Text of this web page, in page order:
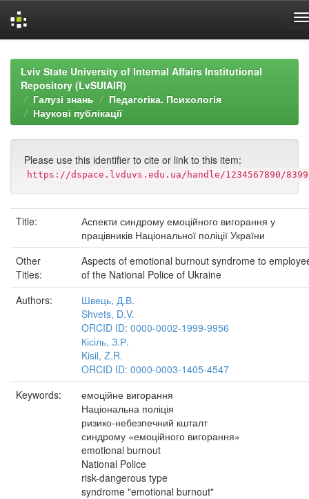
navigationLviv State University of Internal Affairs Institutional
Repository (LvSUIAIR)
Галузі знань
Педагогіка. Психологія
Наукові публікації
Please use this identifier to cite or link to this item:
https://dspace.lvduvs.edu.ua/handle/1234567890/8399
Title:
Аспекти синдрому емоційного вигорання у
працівників Національної поліції України
Other
Titles:
Aspects of emotional burnout syndrome to
of the National Police of Ukraine
Authors:
Швець, Д.В.
Shvets, D.V.
ORCID ID: 0000-0002-1999-9956
Кісіль, З.Р.
Kisil, Z.R.
ORCID ID: 0000-0003-1405-4547
Keywords:
емоційне вигорання
Національна поліція
ризико-небезпечний кшталт
синдрому «емоційного вигорання»
emotional burnout
National Police
risk-dangerous type
syndrome "emotional burnout"